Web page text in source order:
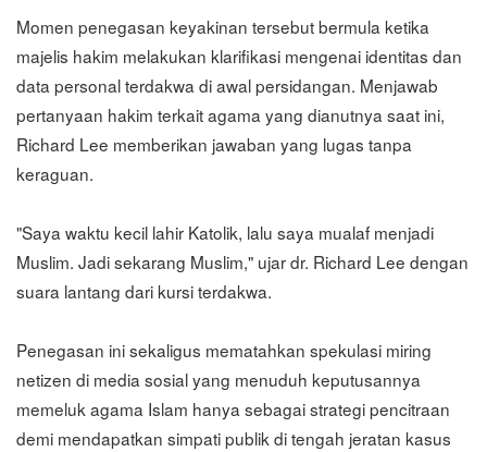
Momen penegasan keyakinan tersebut bermula ketika
majelis hakim melakukan klarifikasi mengenai identitas dan
data personal terdakwa di awal persidangan. Menjawab
pertanyaan hakim terkait agama yang dianutnya saat ini,
Richard Lee memberikan jawaban yang lugas tanpa
keraguan.
"Saya waktu kecil lahir Katolik, lalu saya mualaf menjadi
Muslim. Jadi sekarang Muslim," ujar dr. Richard Lee dengan
suara lantang dari kursi terdakwa.
Penegasan ini sekaligus mematahkan spekulasi miring
netizen di media sosial yang menuduh keputusannya
memeluk agama Islam hanya sebagai strategi pencitraan
demi mendapatkan simpati publik di tengah jeratan kasus